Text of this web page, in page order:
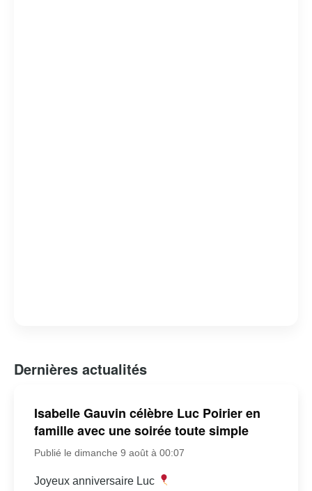
Dernières actualités
Isabelle Gauvin célèbre Luc Poirier en
famille avec une soirée toute simple
Publié le dimanche 9 août à 00:07
Joyeux anniversaire Luc